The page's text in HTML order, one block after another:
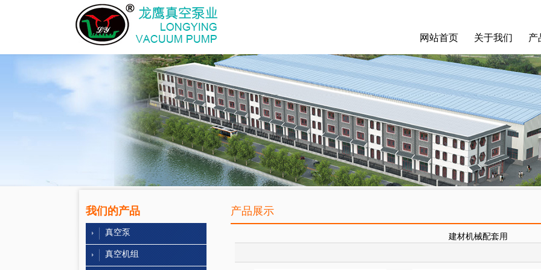
网站首页 关于我们 产
我们的产品
真空泵
真空机组
产品展示
建材机械配套用